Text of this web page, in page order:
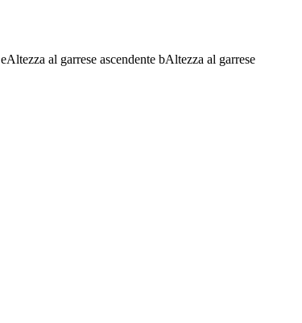
eAltezza al garrese ascendente bAltezza al garrese